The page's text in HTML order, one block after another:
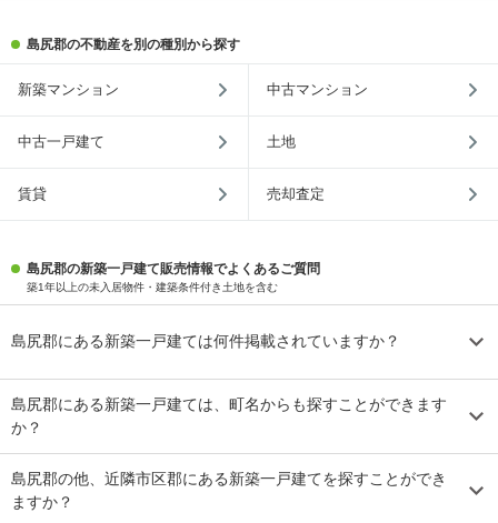
島尻郡の不動産を別の種別から探す
新築マンション 中古マンション
中古一戸建て 土地
賃貸 売却査定
島尻郡の新築一戸建て販売情報でよくあるご質問
築1年以上の未入居物件・建築条件付き土地を含む
島尻郡にある新築一戸建ては何件掲載されていますか？
島尻郡にある新築一戸建ては、町名からも探すことができます
か？
島尻郡の他、近隣市区郡にある新築一戸建てを探すことができ
ますか？